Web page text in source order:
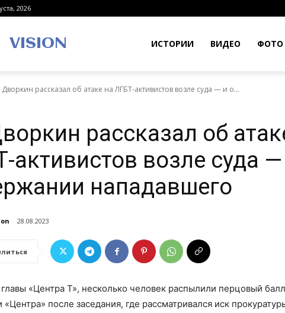
2026
VISION ИСТОРИИ ВИДЕО ФОТО
рассказал об атаке на ЛГБТ-активистов возле суда — и о...
рассказал об
активистов возле суда
нападавшего
28.08.2023
«Центра Т», несколько человек распылили перцовый
после заседания, где рассматривался иск